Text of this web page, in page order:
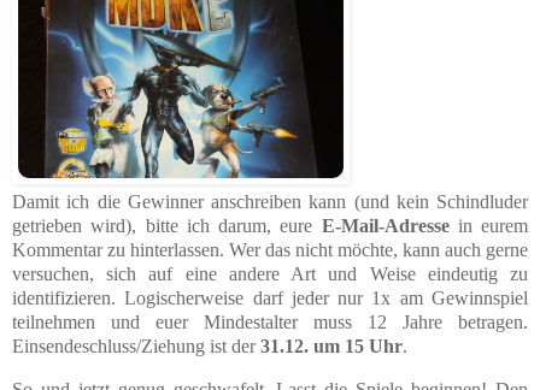
Damit ich die Gewinner anschreiben kann (und kein Schindluder
getrieben wird), bitte ich darum, eure E-Mail-Adressein eurem
Kommentar zu hinterlassen. Wer das nicht möchte, kann auch gerne
versuchen, sich auf eine andere Art und Weise eindeutig zu
identifizieren. Logischerweise darf jeder nur 1x am Gewinnspiel
teilnehmen und euer Mindestalter muss 12 Jahre betragen.
Einsendeschluss/Ziehung ist der31.12. um 15 Uhr.